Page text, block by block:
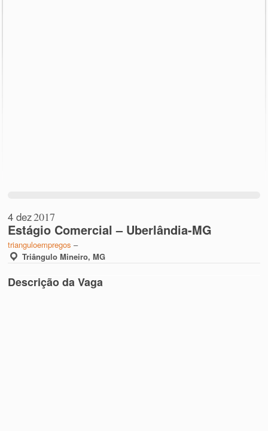
4 dez2017
Estágio Comercial – Uberlândia-MG
trianguloempregos –
Triângulo Mineiro, MG
Descrição da Vaga